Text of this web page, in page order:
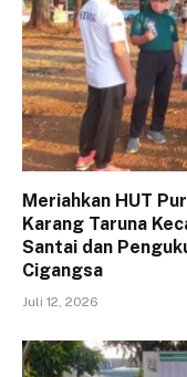
Meriahkan HUT
Karang Taruna
Santai dan
Cigangsa
Juli 12, 2026